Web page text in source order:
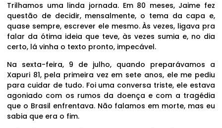
Trilhamos uma linda jornada. Em 80 meses, Jaime fez
questão de decidir, mensalmente, o tema da capa e,
quase sempre, escrever ele mesmo. Às vezes, ligava pra
falar da ótima ideia que teve, às vezes sumia e, no dia
certo, lá vinha o texto pronto, impecável.
Na sexta-feira, 9 de julho, quando preparávamos a
Xapuri 81, pela primeira vez em sete anos, ele me pediu
para cuidar de tudo. Foi uma conversa triste, ele estava
agoniado com os rumos da doença e com a tragédia
que o Brasil enfrentava. Não falamos em morte, mas eu
sabia que era o fim.